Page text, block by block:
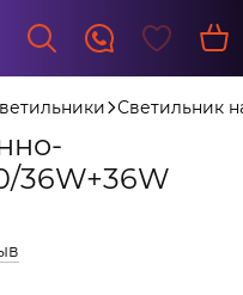
Светильник
36W+36W